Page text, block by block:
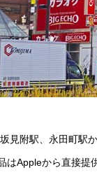
見附駅、永田町駅
はAppleから直接提